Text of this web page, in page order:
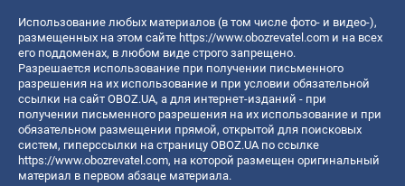
Использование любых материалов (в том числе фото- и видео-),
размещенных на этом сайте https://www.obozrevatel.com и на всех
его поддоменах, в любом виде строго запрещено.
Разрешается использование при получении письменного
разрешения на их использование и при условии обязательной
ссылки на сайт OBOZ.UA, а для интернет-изданий - при
получении письменного разрешения на их использование и при
обязательном размещении прямой, открытой для поисковых
систем, гиперссылки на страницу OBOZ.UA по ссылке
https://www.obozrevatel.com, на которой размещен оригинальный
материал в первом абзаце материала.